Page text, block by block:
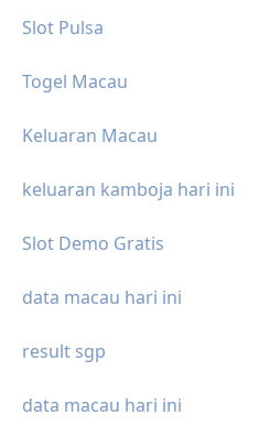
Slot Pulsa
Togel Macau
Keluaran Macau
keluaran kamboja hari ini
Slot Demo Gratis
data macau hari ini
result sgp
data macau hari ini